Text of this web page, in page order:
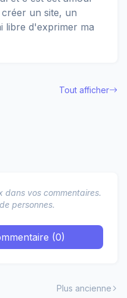
un site, un
libre d'exprimer ma
Tout afficher
dans vos commentaires.
personnes.
(0)
Plus ancienne